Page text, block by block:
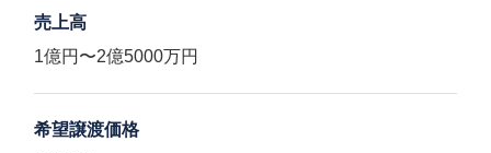
売上高
1億円〜2億5000万円
希望譲渡価格